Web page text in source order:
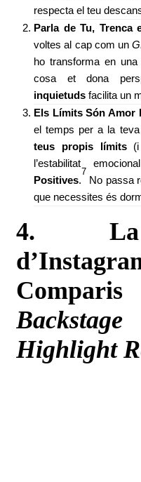
respecta el teu
Parla de Tu, Trenca
voltes al cap com un
ho transforma en
cosa et dona
inquietuds facilita un
Els Límits Són Amor
el temps per a la
teus propis límits(i
l’estabilitat
Positives.
7
No passa
que necessites és
4. La
Backstage
Highlight